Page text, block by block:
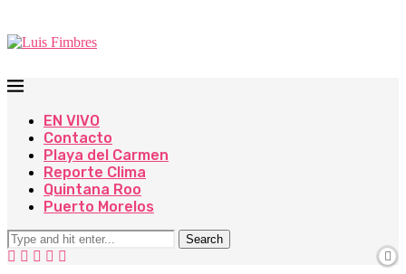
EN VIVO
Contacto
Playa del Carmen
Reporte Clima
Quintana Roo
Puerto Morelos
Search